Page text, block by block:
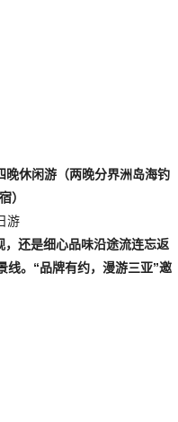
晚休闲游（两晚分界洲岛海钓
）
游
还是细心品味沿途流连忘返
线。“品牌有约，漫游三亚”邀